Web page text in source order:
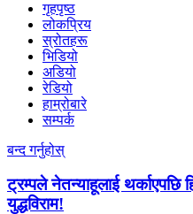
गृहपृष्ठ
लोकप्रिय
स्रोतहरू
भिडियो
अडियो
रेडियो
हाम्रोबारे
सम्पर्क
बन्द गर्नुहोस्
ट्रम्पले नेतन्याहूलाई
युद्धविराम!